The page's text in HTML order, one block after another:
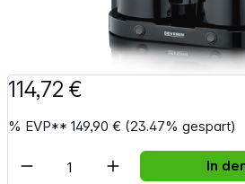
114,72 €
% EVP**149,90 € (23.47% gespart)
Artikel Anzahl: Gib den
In